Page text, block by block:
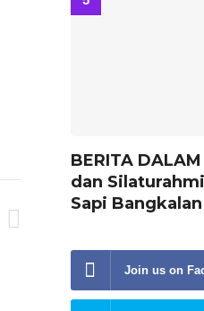
BERITA
dan
Sapi Bangkalan
Join us on